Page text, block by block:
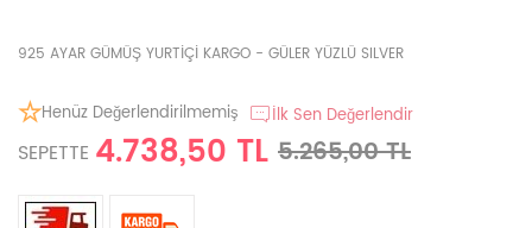
925 AYAR GÜMÜŞ YURTİÇİ KARGO - GÜLER YÜZLÜ SILVER
Henüz Değerlendirilmemiş İlk Sen Değerlendir
SEPETTE 4.738,50 TL 5.265,00 TL